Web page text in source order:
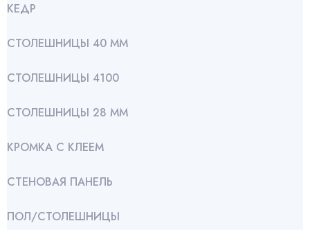
КЕДР
СТОЛЕШНИЦЫ 40 ММ
СТОЛЕШНИЦЫ 4100
СТОЛЕШНИЦЫ 28 ММ
КРОМКА С КЛЕЕМ
СТЕНОВАЯ ПАНЕЛЬ
ПОЛ/СТОЛЕШНИЦЫ